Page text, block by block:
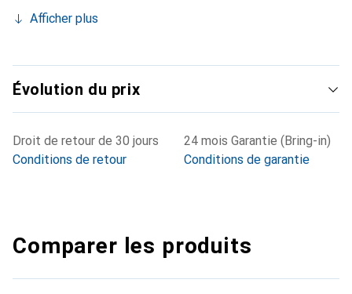
Afficher plus
Évolution du prix
Droit de retour de 30 jours
Conditions de retour
24 mois Garantie (Bring-in)
Conditions de garantie
Comparer les produits